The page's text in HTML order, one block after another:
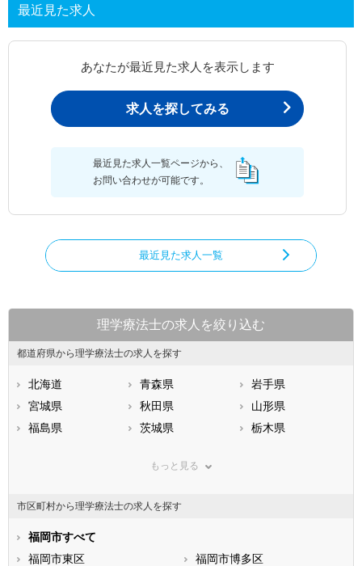
最近見た求人
あなたが最近見た求人を表示します
求人を探してみる
最近見た求人一覧ページから、
お問い合わせが可能です。
最近見た求人一覧
理学療法士の求人を絞り込む
都道府県から理学療法士の求人を探す
北海道 青森県
岩手県
宮城県
秋田県
山形県
福島県
茨城県
栃木県
神奈川県
石川県
福井県
静岡県
滋賀県
大阪府
もっと見る
市区町村から理学療法士の求人を探す
福岡市すべて
福岡市東区
福岡市博多区